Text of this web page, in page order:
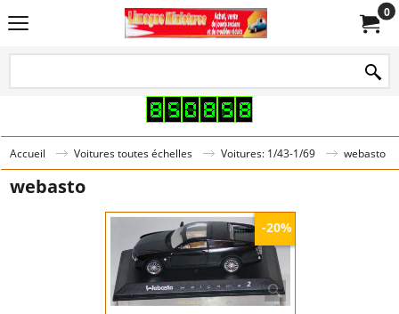
0
Accueil Voitures toutes échelles Voitures: 1/43-1/69 webasto
webasto
-20%